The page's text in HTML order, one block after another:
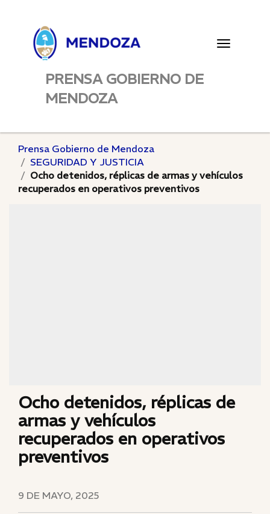
Toggle
PRENSA GOBIERNO DE
MENDOZA
Prensa Gobierno de Mendoza
SEGURIDAD Y JUSTICIA
Ocho detenidos, réplicas de armas y vehículos
recuperados en operativos preventivos
Ocho detenidos, réplicas de
armas y vehículos
recuperados en operativos
preventivos
9 DE MAYO, 2025